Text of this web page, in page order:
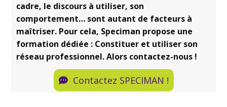
cadre, le discours à utiliser, son
comportement… sont autant de facteurs à
maîtriser. Pour cela, Speciman propose une
formation dédiée : Constituer et utiliser son
réseau professionnel. Alors contactez-nous !
Contactez SPECIMAN !